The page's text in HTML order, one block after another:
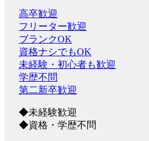
高卒歓迎
フリーター歓迎
ブランクOK
資格ナシでもOK
未経験・初心者も歓迎
学歴不問
第二新卒歓迎
◆未経験歓迎
◆資格・学歴不問